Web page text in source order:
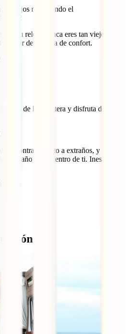
viejos recorriendo el
2022
con tu reloj. Nunca eres tan viejo
y salir de tu zona de confort.
de la carretera y disfruta del
encontrarte junto a extraños, y
extraño vivía dentro de ti. Ines De
2020